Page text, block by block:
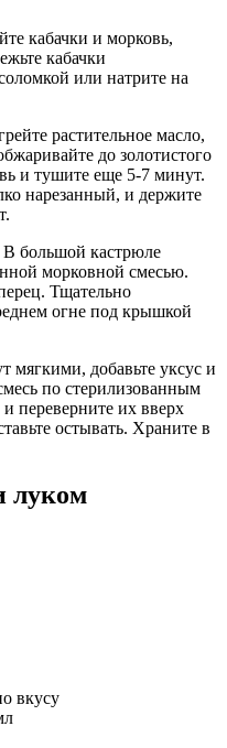
кабачки и морковь,
кабачки
или натрите на
растительное масло,
до золотистого
и тушите еще 5-7 минут.
нарезанный, и держите
В большой кастрюле
морковной смесью.
Тщательно
огне под крышкой
мягкими, добавьте уксус и
по стерилизованным
переверните их вверх
остывать. Храните в
луком
вкусу